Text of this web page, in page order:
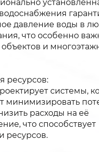
давление воды в
что особенно
и
ресурсов:
системы,
минимизировать
расходы на её
что способствует
ресурсов.